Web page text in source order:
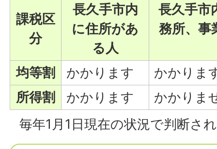
課税区
分
長久手市内
に住所があ
る人
長久手市
務所、事
均等割 かかります
かかりま
所得割
かかります
かかりま
毎年1月1日現在の状況で判断さ